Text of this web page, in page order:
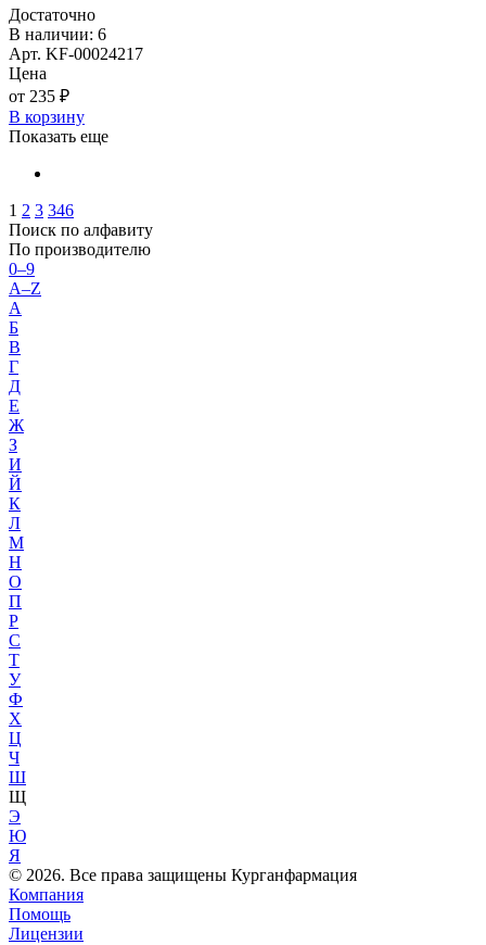
Достаточно
В наличии: 6
Арт. KF-00024217
Цена
от 235 ₽
В корзину
Показать еще
1 2 3 346
Поиск по алфавиту
По производителю
0–9
A–Z
А
Б
В
Г
Д
Е
Ж
З
И
Й
К
Л
М
Н
О
П
Р
С
Т
У
Ф
Х
Ц
Ч
Ш
Щ
Э
Ю
Я
© 2026. Все права защищены Курганфармация
Компания
Помощь
Лицензии